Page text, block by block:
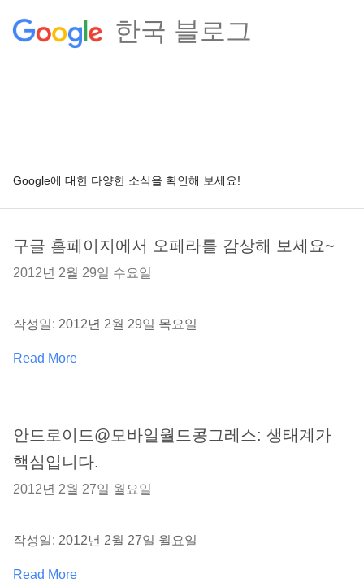
한국 블로그
Google에 대한 다양한 소식을 확인해 보세요!
구글 홈페이지에서 오페라를 감상해 보세요~
2012년 2월 29일 수요일
작성일: 2012년 2월 29일 목요일
Read More
안드로이드@모바일월드콩그레스: 생태계가
핵심입니다.
2012년 2월 27일 월요일
작성일: 2012년 2월 27일 월요일
Read More